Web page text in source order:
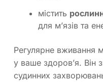
містить
для м’язів та
Регулярне вживання
у ваше здоров’я. Він
судинних